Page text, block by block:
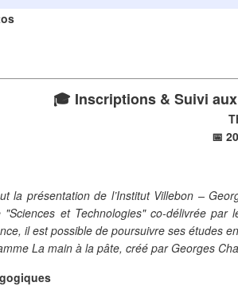
❄
🎓 Inscriptions & Suivi
📅
la présentation de l’Institut Villebon –
"Sciences et Technologies" co-délivrée
il est possible de poursuivre ses études
La main à la pâte, créé par Georges